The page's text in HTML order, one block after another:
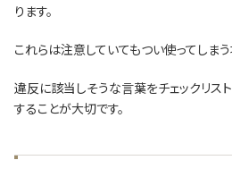
ります。
これらは注意していてもつい使ってしまう
違反に該当しそうな言葉をチェックリス
することが大切です。